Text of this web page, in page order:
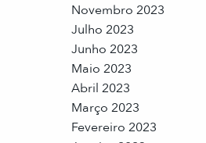
Novembro 2023
Julho 2023
Junho 2023
Maio 2023
Abril 2023
Março 2023
Fevereiro 2023